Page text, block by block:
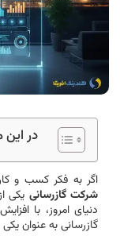
در
اگر به فکر کسب و
شرکت گازرسانی یکی
دنیای امروز، با
گازرسانی به عنوان